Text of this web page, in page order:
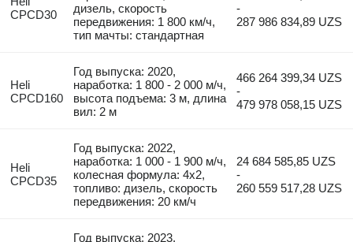
CPCD30
дизель, скорость
передвижения: 1 800 км/ч,
тип мачты: стандартная
-
287 986 834,89 UZS
Heli
CPCD160
Год выпуска: 2020,
наработка: 1 800 - 2 000 м/ч,
высота подъема: 3 м, длина
вил: 2 м
466 264 399,34 UZS
-
479 978 058,15 UZS
Heli
CPCD35
Год выпуска: 2022,
наработка: 1 000 - 1 900 м/ч,
колесная формула: 4x2,
топливо: дизель, скорость
передвижения: 20 км/ч
24 684 585,85 UZS
-
260 559 517,28 UZS
Год выпуска: 2023,